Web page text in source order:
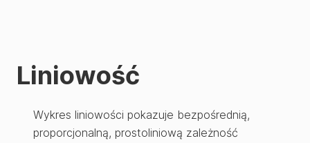
Liniowość
Wykres liniowości pokazuje bezpośrednią,
proporcjonalną, prostoliniową zależność